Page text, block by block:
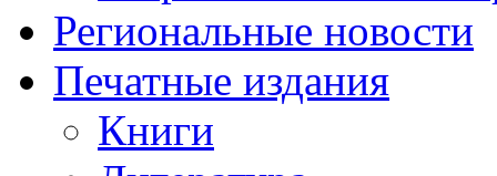
Региональные новости
Печатные издания
Книги